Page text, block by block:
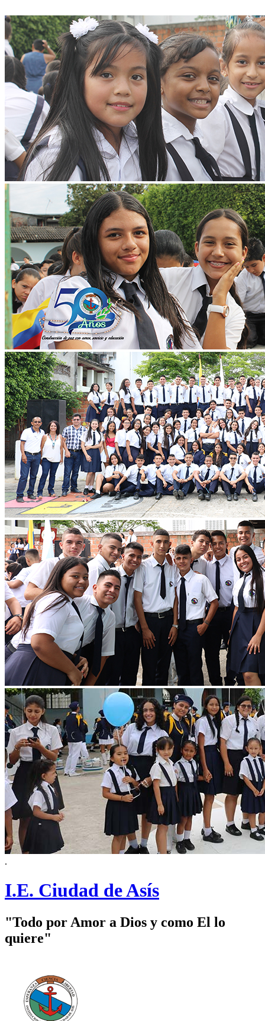
.
I.E. Ciudad de Asís
"Todo por Amor a Dios y como El lo
quiere"